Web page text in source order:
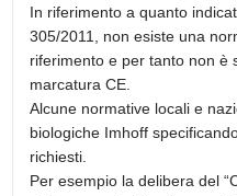
In riferimento a quanto
305/2011, non esiste una
riferimento e per tanto non è
marcatura CE.
Alcune normative locali e
biologiche Imhoff
richiesti.
Per esempio la delibera del